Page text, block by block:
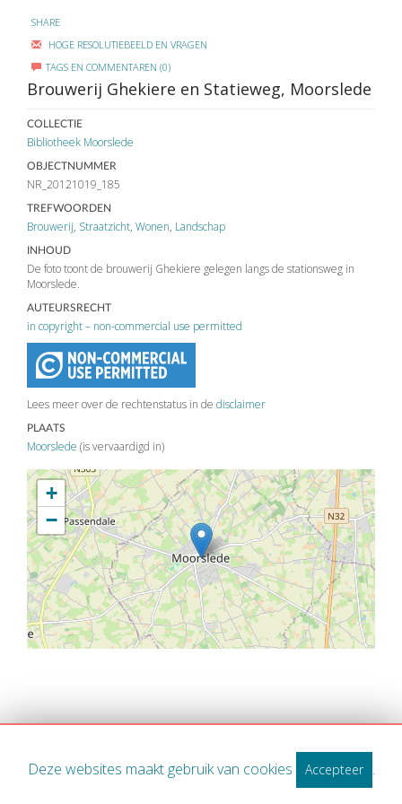
SHARE
HOGE RESOLUTIEBEELD EN VRAGEN
TAGS EN COMMENTAREN (0)
Brouwerij Ghekiere en Statieweg, Moorslede
COLLECTIE
Bibliotheek Moorslede
OBJECTNUMMER
NR_20121019_185
TREFWOORDEN
Brouwerij, Straatzicht, Wonen, Landschap
INHOUD
De foto toont de brouwerij Ghekiere gelegen langs de stationsweg in
Moorslede.
AUTEURSRECHT
in copyright – non-commercial use permitted
Lees meer over de rechtenstatus in de disclaimer
PLAATS
Moorslede (is vervaardigd in)
+
−
WWW.MIDWEST.BE
Deze websites maakt gebruik van cookies Accepteer .